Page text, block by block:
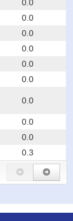
0.0
0.0
0.0
0.0
0.0
0.0
0.0
0.0
0.0
0.3